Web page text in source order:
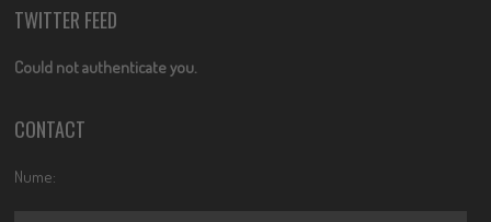
TWITTER FEED
Could not authenticate you.
CONTACT
Nume: